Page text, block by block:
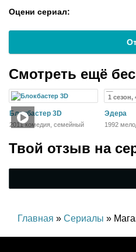
Оцени сериал:
Смотреть ещё
Блокбастер 3D
2011 комедия, семейный
1 сезон,
Эдера
1992
Твой отзыв на
Главная » Сериалы »